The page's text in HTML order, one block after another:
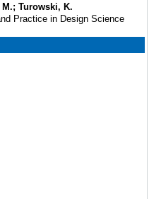
M.; Turowski, K.
Practice in Design Science